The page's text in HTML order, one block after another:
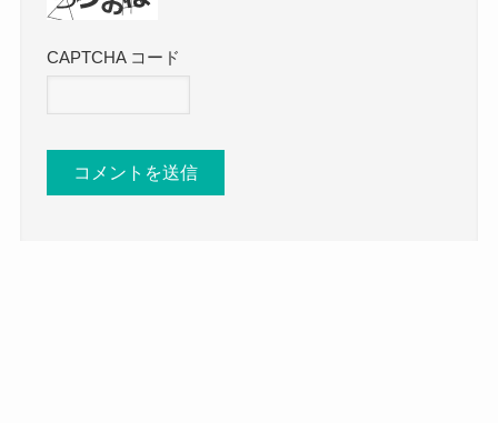
CAPTCHA コード